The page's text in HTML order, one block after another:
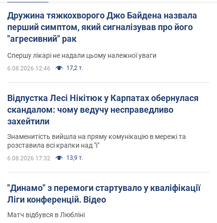
Дружина тяжкохворого Джо Байдена назвала
перший симптом, який сигналізував про його
"агресивний" рак
Спершу лікарі не надали цьому належної уваги
6.08.2026 12:46 17,2 т.
Відпустка Лесі Нікітюк у Карпатах обернулася
скандалом: чому ведучу несправедливо
захейтили
Знаменитість вийшла на пряму комунікацію в мережі та
розставила всі крапки над "і"
6.08.2026 17:32 13,9 т.
"Динамо" з перемоги стартувало у кваліфікації
Ліги конференцій. Відео
Матч відбувся в Любліні